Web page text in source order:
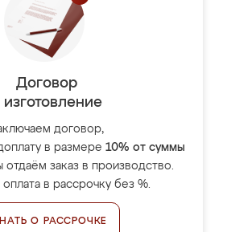
Договор
изготовление
договор,
в размере 10% от суммы
отдаём заказ в производство.
в рассрочку без %.
О РАССРОЧКЕ